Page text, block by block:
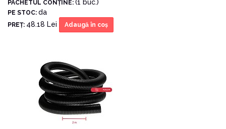
PACHETUL CONŢINE: (1 buc.)
PE STOC: da
PREŢ: 48.18 Lei Adaugă în coş